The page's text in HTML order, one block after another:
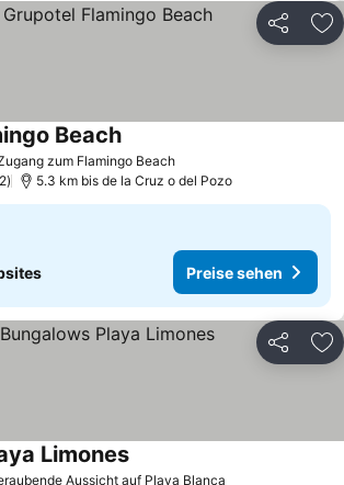
Teilen
zum Flamingo Beach
Beach
5.3 km bis de la Cruz o del Pozo
Preise sehen
Teilen
Aussicht auf Playa Blanca
Limones